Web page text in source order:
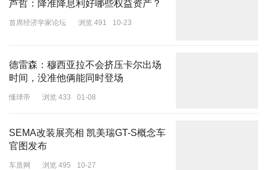
芦哲：降准降息利好哪些权益资产？
首席经济学家论坛 浏览 491 10-23
德雷森：穆西亚拉不会挤压卡尔出场
时间，没准他俩能同时登场
懂球帝 浏览 433 01-08
SEMA改装展亮相 凯美瑞GT-S概念车
官图发布
车质网 浏览 495 10-27